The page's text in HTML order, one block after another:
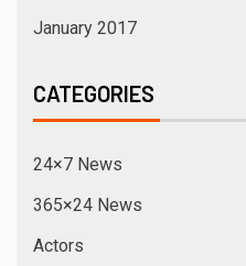
January 2017
CATEGORIES
24×7 News
365×24 News
Actors